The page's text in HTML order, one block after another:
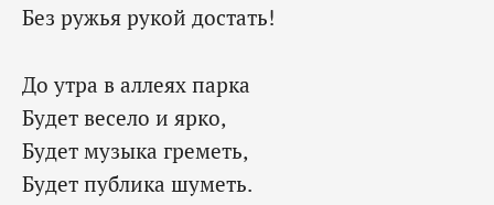
Без ружья рукой достать!
До утра в аллеях парка
Будет весело и ярко,
Будет музыка греметь,
Будет публика шуметь.